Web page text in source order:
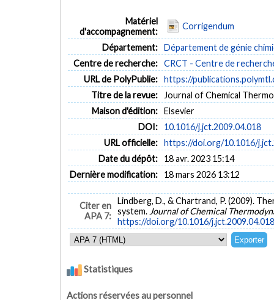
Matériel
d'accompagnement:
Corrigendum
Département: Département de génie
Centre de recherche: CRCT - Centre de
URL de PolyPublie: https://
Titre de la revue:
Journal of Chemical
Maison d'édition: Elsevier
DOI:
10.1016/j.jct.2009.04.018
URL officielle: https://doi.org/10.1016/
Date du dépôt:
18 avr. 2023 15:14
Dernière modification:
18 mars 2026 13:12
Citer en
APA 7:
Lindberg, D., & Chartrand, P. (2009).
system. Journal of Chemical
https://doi.org/10.1016/j.jct.2009.04.018
Statistiques
Actions réservées au personnel